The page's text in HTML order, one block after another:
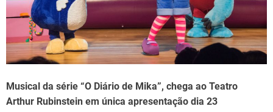
Musical da série “O Diário de Mika”, chega ao Teatro
Arthur Rubinstein em única apresentação dia 23